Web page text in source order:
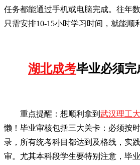
任务都能通过手机或电脑完成。往年
只需安排10-15小时学习时间，就能顺
湖北成考毕业必须
重点提醒：想顺利拿到 武汉理工
懒！毕业审核包括三大关卡：必须按
录，所有统考科目都达到及格线，实
审。尤其本科段学生要特别注意，毕